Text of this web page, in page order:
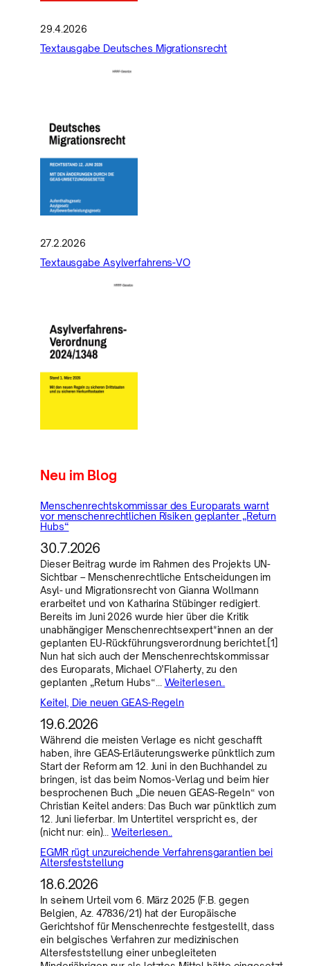
29.4.2026
Textausgabe Deutsches Migrationsrecht
27.2.2026
Textausgabe Asylverfahrens-VO
Neu im Blog
Menschenrechtskommissar des Europarats warnt
vor menschenrechtlichen Risiken geplanter „Return
Hubs“
30.7.2026
Dieser Beitrag wurde im Rahmen des Projekts UN-
Sichtbar – Menschenrechtliche Entscheidungen im
Asyl- und Migrationsrecht von Gianna Wollmann
erarbeitet und von Katharina Stübinger redigiert.
Bereits im Juni 2026 wurde hier über die Kritik
unabhängiger Menschenrechtsexpert*innen an der
geplanten EU-Rückführungsverordnung berichtet.[1]
Nun hat sich auch der Menschenrechtskommissar
des Europarats, Michael O’Flaherty, zu den
geplanten „Return Hubs“… Weiterlesen..
Keitel, Die neuen GEAS-Regeln
19.6.2026
Während die meisten Verlage es nicht geschafft
haben, ihre GEAS-Erläuterungswerke pünktlich zum
Start der Reform am 12. Juni in den Buchhandel zu
bringen, ist das beim Nomos-Verlag und beim hier
besprochenen Buch „Die neuen GEAS-Regeln“ von
Christian Keitel anders: Das Buch war pünktlich zum
12. Juni lieferbar. Im Untertitel verspricht es, der
(nicht nur: ein)…Weiterlesen..
EGMR rügt unzureichende Verfahrensgarantien bei
Altersfeststellung
18.6.2026
In seinem Urteil vom 6. März 2025 (F.B. gegen
Belgien, Az. 47836/21) hat der Europäische
Gerichtshof für Menschenrechte festgestellt, dass
ein belgisches Verfahren zur medizinischen
Altersfeststellung einer unbegleiteten